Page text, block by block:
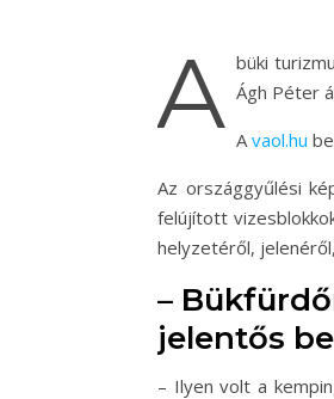
A büki
Ágh Péter
Avaol.hu
Az országgyűlési
felújított
helyzetéről,
–
jelentős
– Ilyen volt a